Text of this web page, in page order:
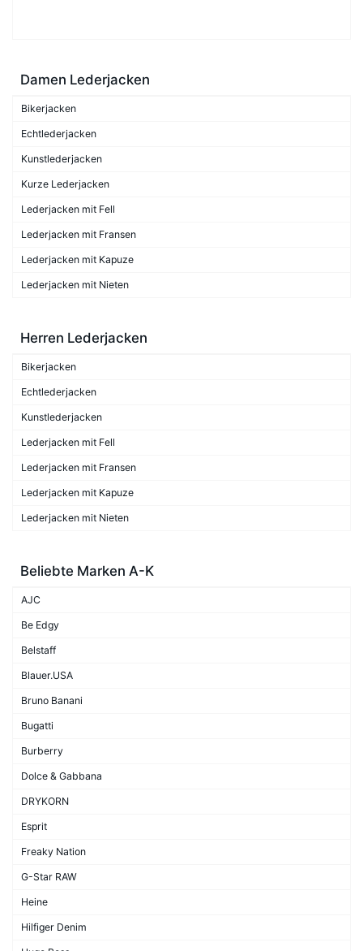
Damen Lederjacken
Bikerjacken
Echtlederjacken
Kunstlederjacken
Kurze Lederjacken
Lederjacken mit Fell
Lederjacken mit Fransen
Lederjacken mit Kapuze
Lederjacken mit Nieten
Herren Lederjacken
Bikerjacken
Echtlederjacken
Kunstlederjacken
Lederjacken mit Fell
Lederjacken mit Fransen
Lederjacken mit Kapuze
Lederjacken mit Nieten
Beliebte Marken A-K
AJC
Be Edgy
Belstaff
Blauer.USA
Bruno Banani
Bugatti
Burberry
Dolce & Gabbana
DRYKORN
Esprit
Freaky Nation
G-Star RAW
Heine
Hilfiger Denim